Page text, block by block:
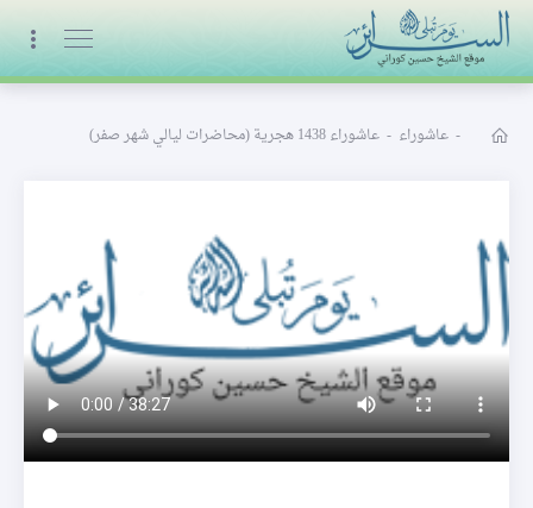
البث المباشر
- عاشوراء - عاشوراء 1438 هجرية (محاضرات ليالي شهر صفر)